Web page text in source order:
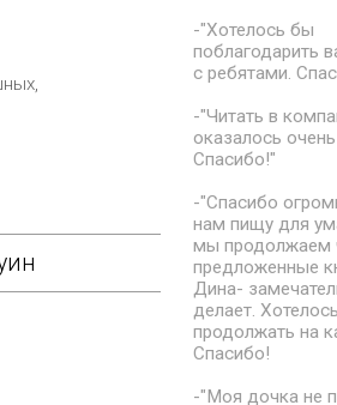
-"Хотелось бы
поблагодарить
с ребятами.
-"Читать в
оказалось
Спасибо!"
-"Спасибо
нам пищу для
мы продолжаем
предложенные
Дина-
делает.
продолжать на
Спасибо!
-"Моя дочка не